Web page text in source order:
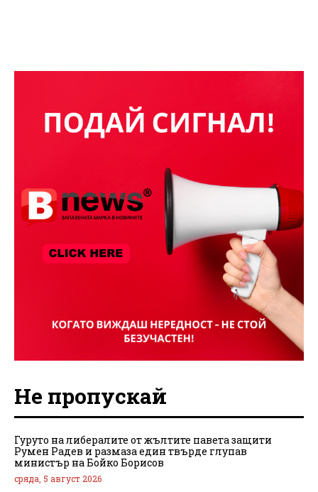
Не пропускай
Гуруто на либералите от жълтите павета защити
Румен Радев и размаза един твърде глупав
министър на Бойко Борисов
сряда, 5 август 2026